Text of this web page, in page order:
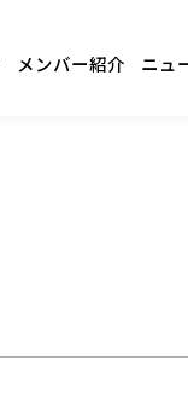
メンバー紹介 ニュ